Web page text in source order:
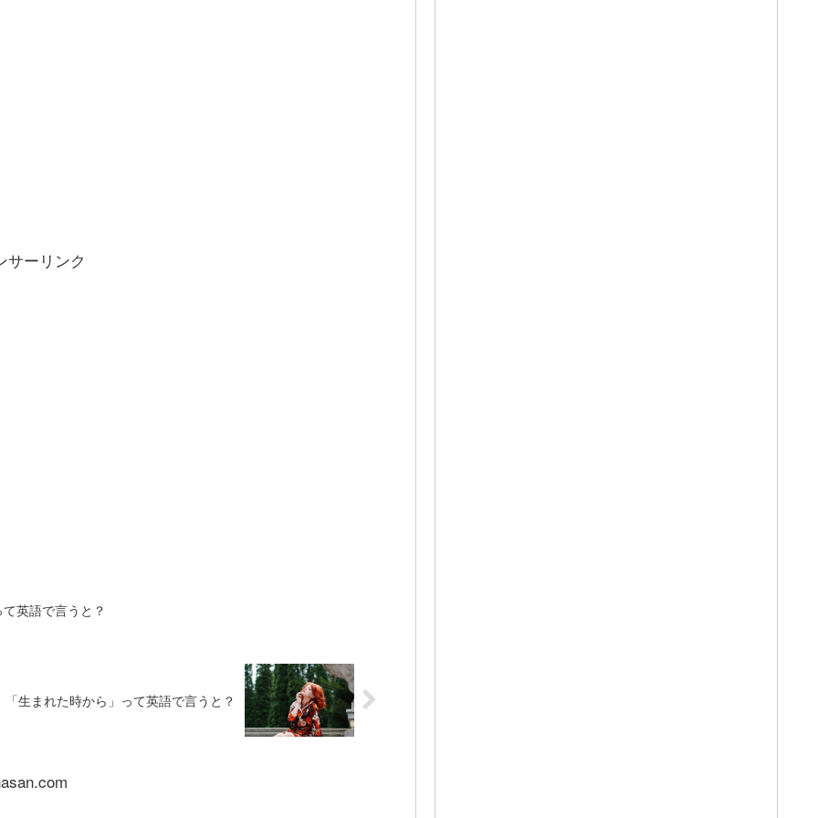
サーリンク
英語で言うと？
生まれた時から」って英語で言うと？